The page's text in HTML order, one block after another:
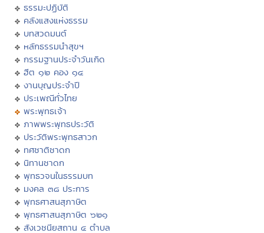
ธรรมะปฏิบัติ
คลังแสงแห่งธรรม
บทสวดมนต์
หลักธรรมนำสุขฯ
กรรมฐานประจำวันเกิด
ฮีต ๑๒ คอง ๑๔
งานบุญประจำปี
ประเพณีทั่วไทย
พระพุทธเจ้า
ภาพพระพุทธประวัติ
ประวัติพระพุทธสาวก
ทศชาติชาดก
นิทานชาดก
พุทธวจนในธรรมบท
มงคล ๓๘ ประการ
พุทธศาสนสุภาษิต
พุทธศาสนสุภาษิต ๖๒๑
สังเวชนียสถาน ๔ ตำบล